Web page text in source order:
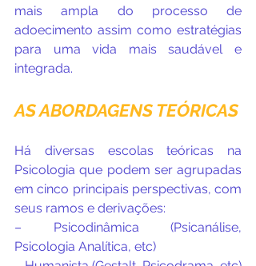
mais ampla do processo de
adoecimento assim como estratégias
para uma vida mais saudável e
integrada.
AS ABORDAGENS TEÓRICAS
Há diversas escolas teóricas na
Psicologia que podem ser agrupadas
em cinco principais perspectivas, com
seus ramos e derivações:
– Psicodinâmica (Psicanálise,
Psicologia Analítica, etc)